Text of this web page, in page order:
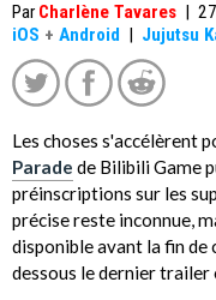
Par Charlène Tavares |
iOS + Android | Jujutsu
Les choses s'accélèrent
Parade de Bilibili Game
préinscriptions sur les
précise reste inconnue,
disponible avant la fin de
dessous le dernier trailer